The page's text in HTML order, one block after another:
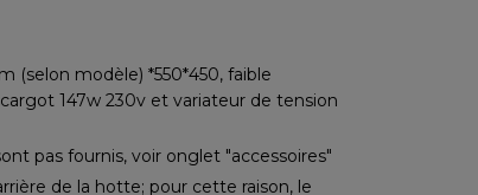
modèle) *550*450, faible
147w 230v et variateur de tension
pas fournis, voir onglet "accessoires"
de la hotte; pour cette raison, le